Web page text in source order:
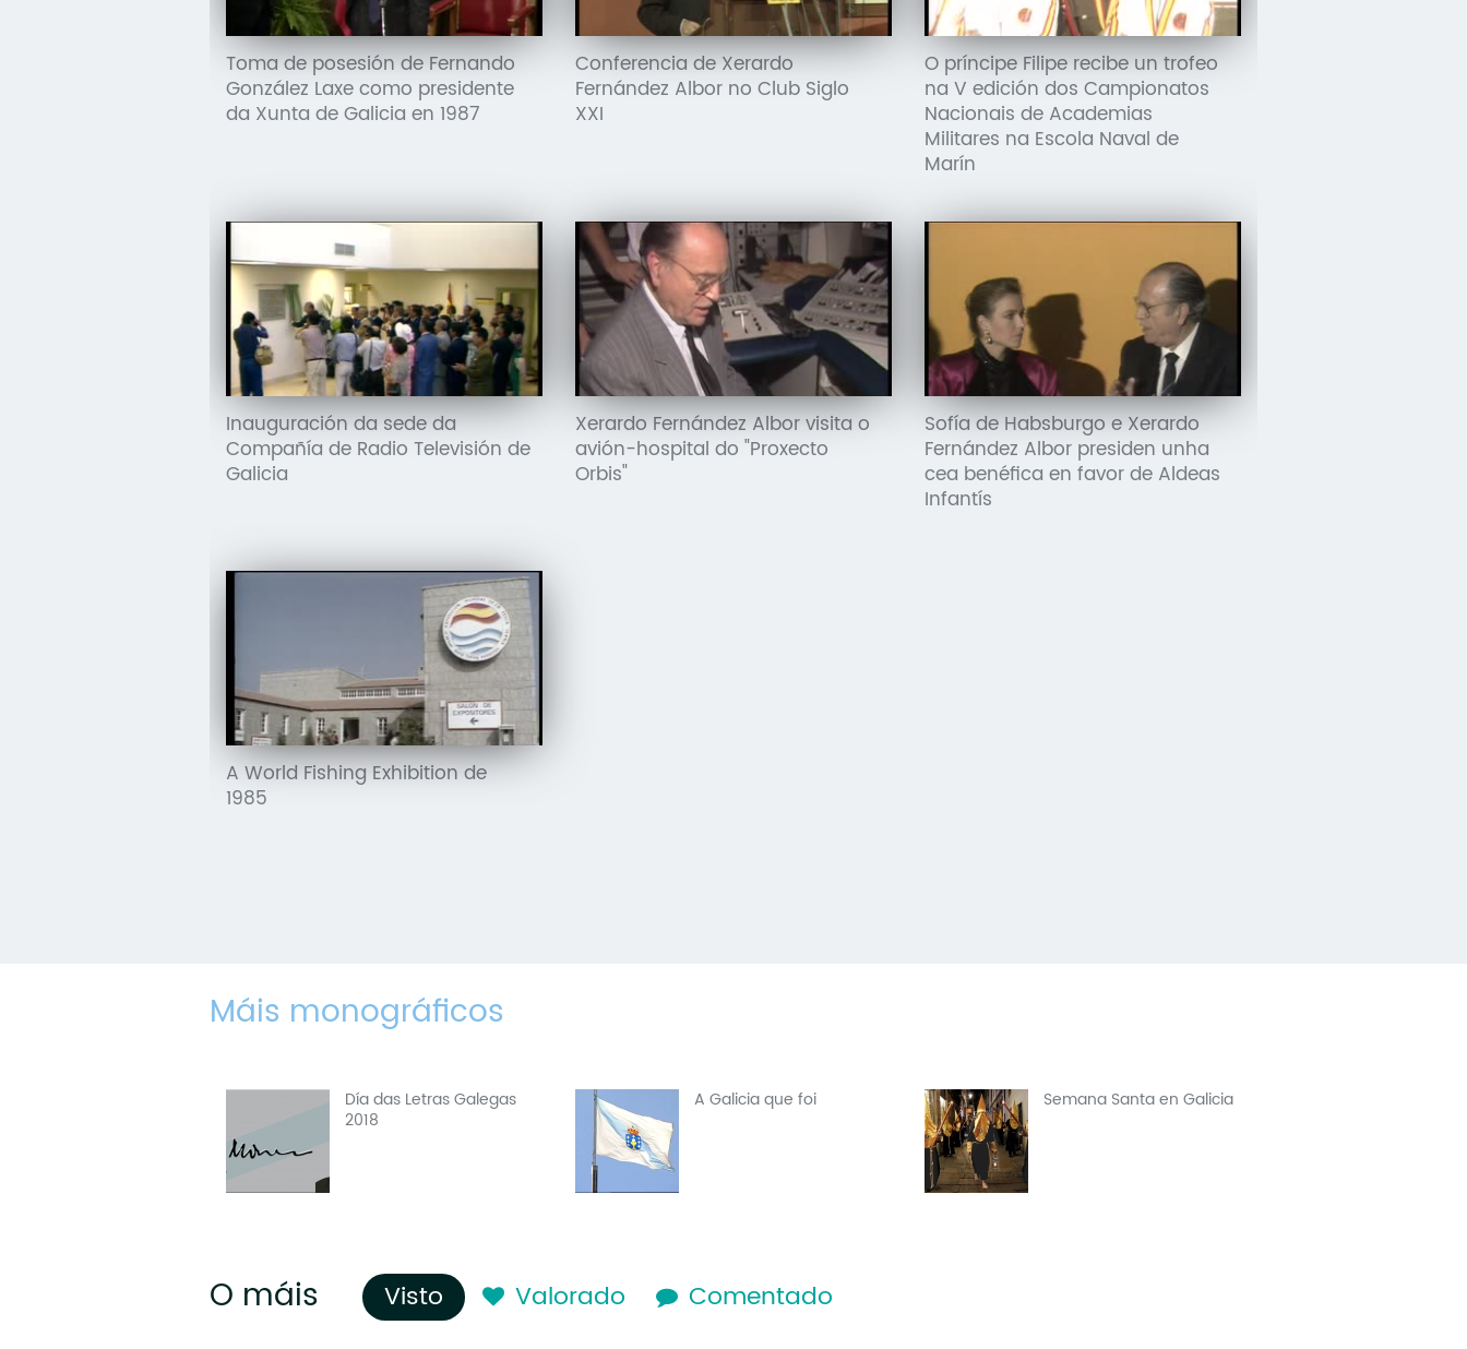
Toma de posesión de Fernando
González Laxe como presidente
da Xunta de Galicia en 1987
Conferencia de Xerardo
Fernández Albor no Club Siglo
XXI
O príncipe Filipe recibe un trofeo
na V edición dos Campionatos
Nacionais de Academias
Militares na Escola Naval de
Marín
Inauguración da sede da
Compañía de Radio Televisión de
Galicia
Xerardo Fernández Albor visita o
avión-hospital do "Proxecto
Orbis"
Sofía de Habsburgo e Xerardo
Fernández Albor presiden unha
cea benéfica en favor de Aldeas
Infantís
A World Fishing Exhibition de
1985
Máis monográficos
Día das Letras Galegas
2018
A Galicia que foi Semana Santa en Galicia
O máis Visto (solapa activa)
Valorado Comentado